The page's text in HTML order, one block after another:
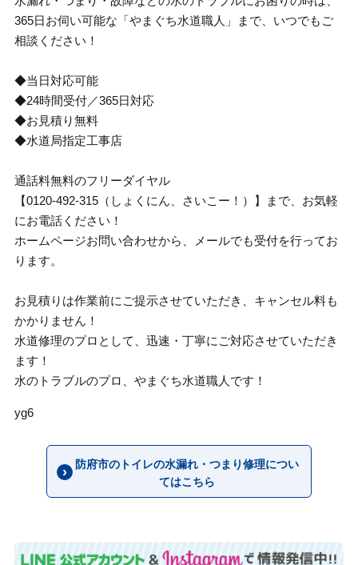
365日お伺い可能な「やまぐち水道職人」まで、いつでもご
相談ください！
◆当日対応可能
◆24時間受付／365日対応
◆お見積り無料
◆水道局指定工事店
通話料無料のフリーダイヤル
【0120-492-315（しょくにん、さいこー！）】まで、お気軽
にお電話ください！
ホームページお問い合わせから、メールでも受付を行ってお
ります。
お見積りは作業前にご提示させていただき、キャンセル料も
かかりません！
水道修理のプロとして、迅速・丁寧にご対応させていただき
ます！
水のトラブルのプロ、やまぐち水道職人です！
yg6
防府市のトイレの水漏れ・つまり修理につい
てはこちら